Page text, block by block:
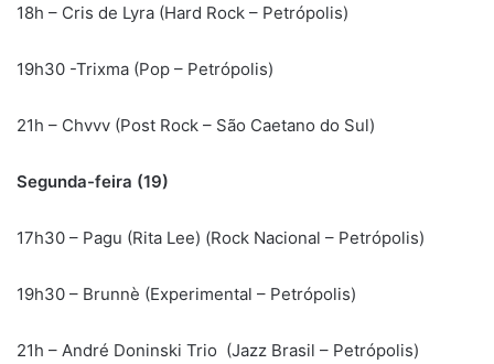
18h – Cris de Lyra (Hard Rock – Petrópolis)
19h30 -Trixma (Pop – Petrópolis)
21h – Chvvv (Post Rock – São Caetano do Sul)
Segunda-feira (19)
17h30 – Pagu (Rita Lee) (Rock Nacional – Petrópolis)
19h30 – Brunnè (Experimental – Petrópolis)
21h – André Doninski Trio (Jazz Brasil – Petrópolis)